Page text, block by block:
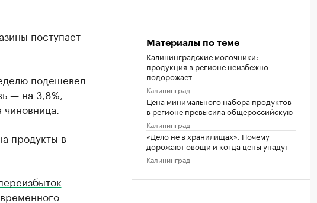
поступает
подешевел
— на 3,8%,
продукты в
Материалы по теме
Калининградские молочники:
продукция в регионе неизбежно
подорожает
Калининград
Цена минимального набора продуктов
в регионе превысила общероссийскую
Калининград
«Дело не в хранилищах». Почему
дорожают овощи и когда цены упадут
Калининград